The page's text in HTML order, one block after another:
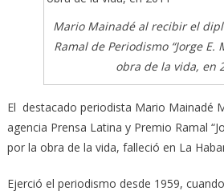
Mario Mainadé al recibir el
Ramal de Periodismo “Jorge E.
obra de la vida, en
El destacado periodista Mario Mainadé
agencia Prensa Latina y Premio Ramal
por la obra de la vida, falleció en La
Ejerció el periodismo desde 1959,